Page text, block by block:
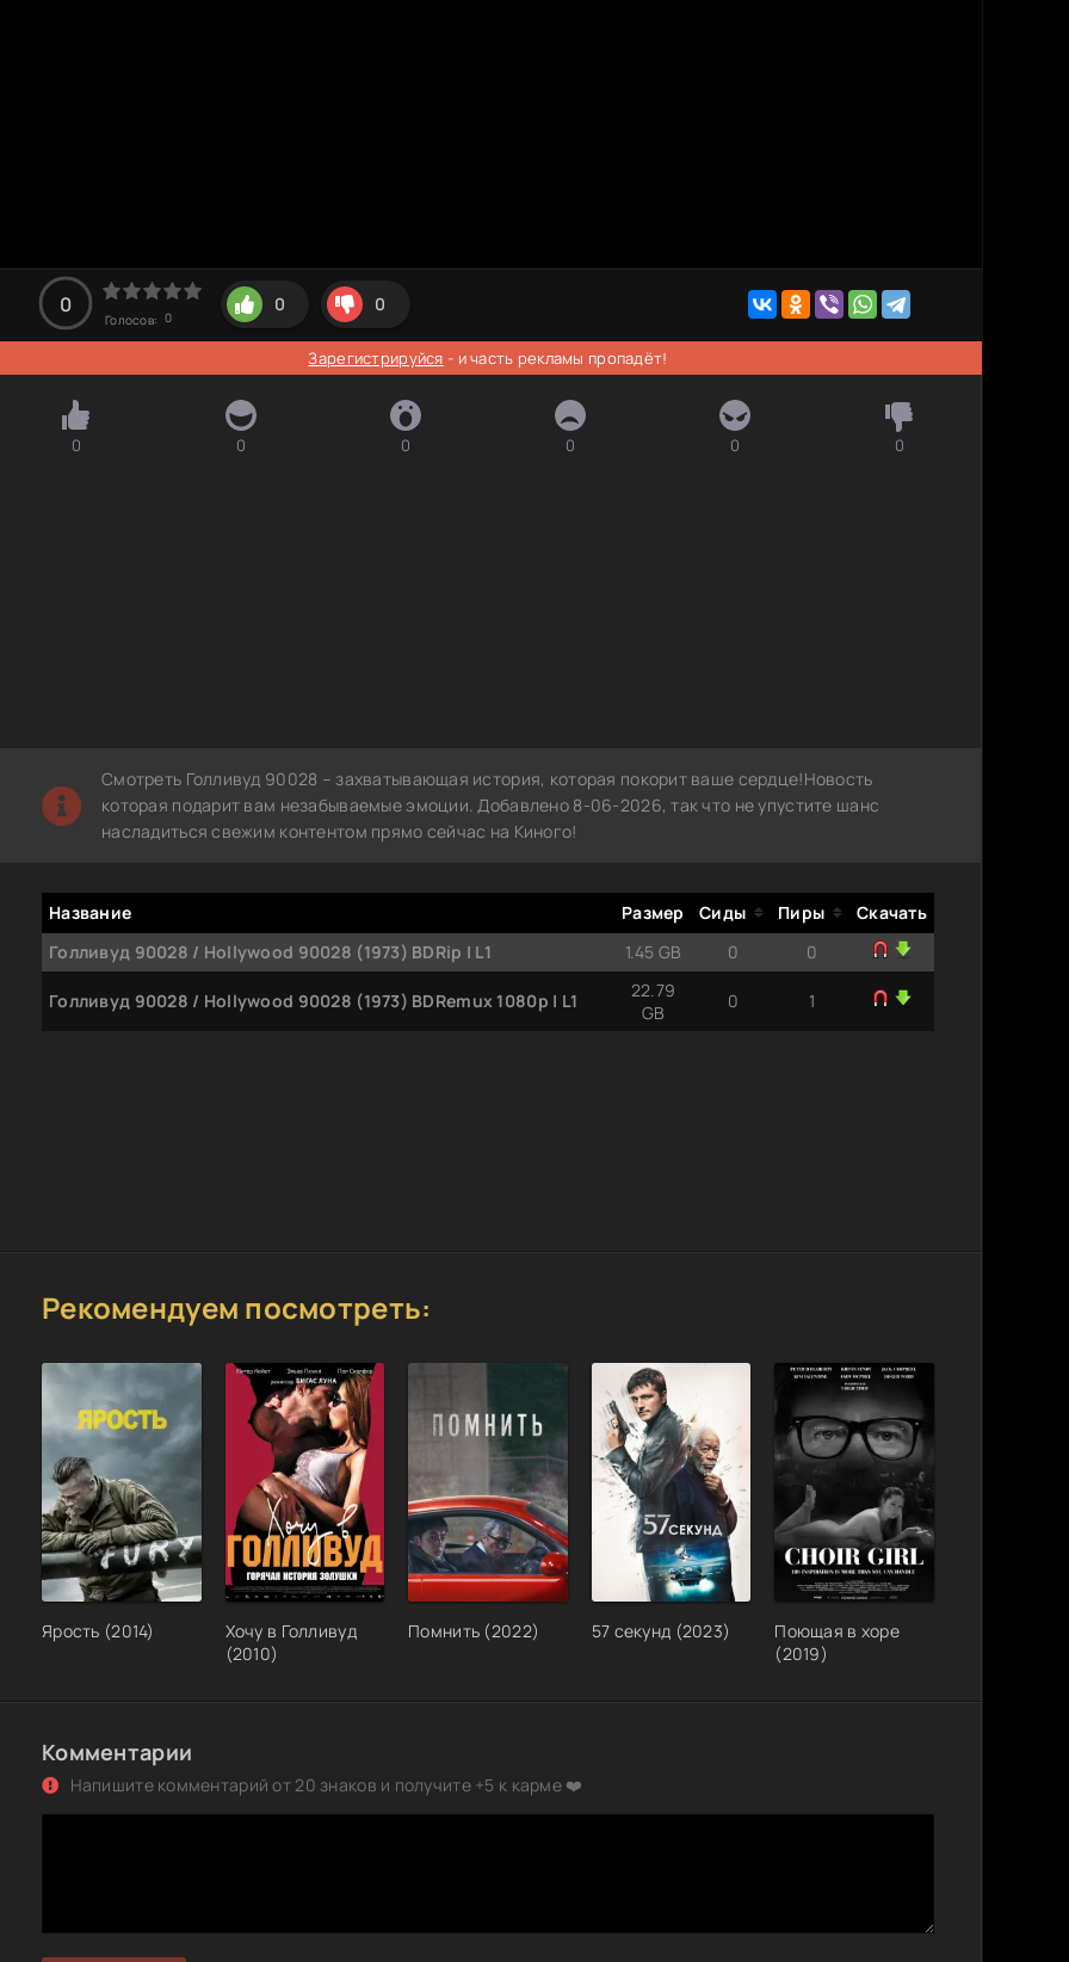
0
Голосов: 0
0 0
Зарегистрируйся - и часть рекламы пропадёт!
0 0 0 0 0 0
Смотреть Голливуд 90028 – захватывающая история, которая покорит ваше сердце!Новость
которая подарит вам незабываемые эмоции. Добавлено 8-06-2026, так что не упустите шанс
насладиться свежим контентом прямо сейчас на Киного!
Название Размер Сиды Пиры
Скачать
Голливуд 90028 / Hollywood 90028 (1973) BDRip | L1
1.45 GB 0 0
Голливуд 90028 / Hollywood 90028 (1973) BDRemux 1080p | L1
22.79
GB
0 1
Рекомендуем посмотреть:
Ярость (2014)
Хочу в Голливуд
(2010)
Помнить (2022) 57 секунд (2023)
Поющая в хоре
(2019)
Комментарии
Напишите комментарий от 20 знаков и получите +5 к карме ❤️